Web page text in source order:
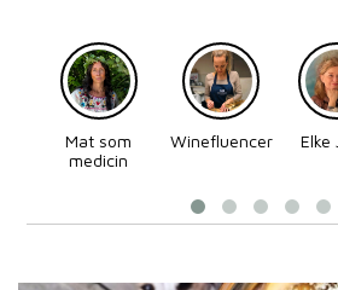
Mat som
medicin
Winefluencer Elke